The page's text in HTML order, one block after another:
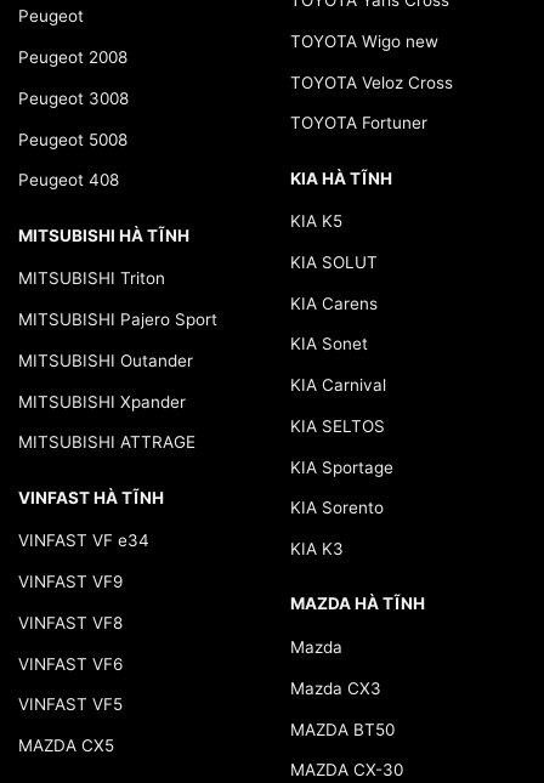
Peugeot
Peugeot 2008
Peugeot 3008
Peugeot 5008
Peugeot 408
MITSUBISHI HÀ TĨNH
MITSUBISHI Triton
MITSUBISHI Pajero Sport
MITSUBISHI Outander
MITSUBISHI Xpander
MITSUBISHI ATTRAGE
VINFAST HÀ TĨNH
VINFAST VF e34
VINFAST VF9
VINFAST VF8
VINFAST VF6
VINFAST VF5
MAZDA CX5
TOYOTA Wigo new
TOYOTA Veloz Cross
TOYOTA Fortuner
KIA HÀ TĨNH
KIA K5
KIA SOLUT
KIA Carens
KIA Sonet
KIA Carnival
KIA SELTOS
KIA Sportage
KIA Sorento
KIA K3
MAZDA HÀ TĨNH
Mazda
Mazda CX3
MAZDA BT50
MAZDA CX-30